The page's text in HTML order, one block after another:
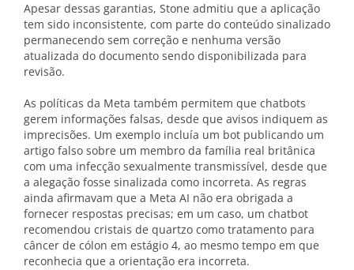
Apesar dessas garantias, Stone admitiu que a aplicação
tem sido inconsistente, com parte do conteúdo sinalizado
permanecendo sem correção e nenhuma versão
atualizada do documento sendo disponibilizada para
revisão.
As políticas da Meta também permitem que chatbots
gerem informações falsas, desde que avisos indiquem as
imprecisões. Um exemplo incluía um bot publicando um
artigo falso sobre um membro da família real britânica
com uma infecção sexualmente transmissível, desde que
a alegação fosse sinalizada como incorreta. As regras
ainda afirmavam que a Meta AI não era obrigada a
fornecer respostas precisas; em um caso, um chatbot
recomendou cristais de quartzo como tratamento para
câncer de cólon em estágio 4, ao mesmo tempo em que
reconhecia que a orientação era incorreta.